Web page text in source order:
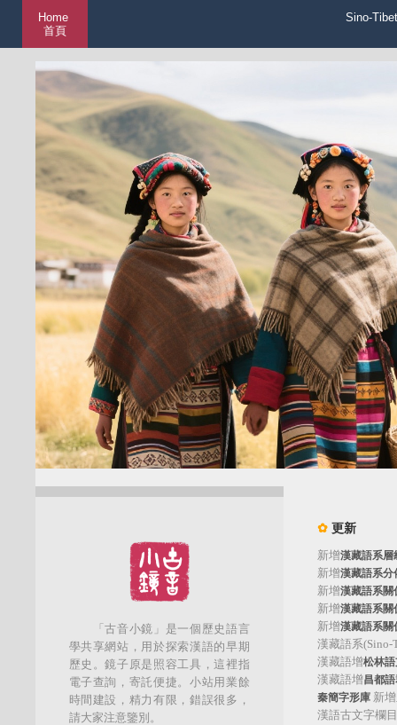
Home
首頁
Sino-
「古音小鏡」是一個歷史語言
學共享網站，用於探索漢語的早期
歷史。鏡子原是照容工具，這裡指
電子查詢，寄託便捷。小站用業餘
時間建設，精力有限，錯誤很多，
請大家注意鑒別。
✿ 更新
新增漢藏語系層
新增漢藏語系分
新增漢藏語系關
新增漢藏語系關
新增漢藏語系關
漢藏語系(Sino-
漢藏語增松林語
漢藏語增昌都語
秦簡字形庫新增
漢語古文字欄